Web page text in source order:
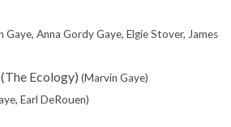
Gaye, Anna Gordy Gaye, Elgie Stover, James
Ecology) (Marvin Gaye)
Earl DeRouen)